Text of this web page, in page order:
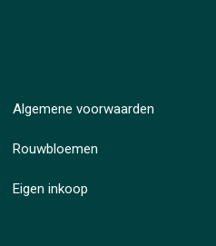
Algemene voorwaarden
Rouwbloemen
Eigen inkoop